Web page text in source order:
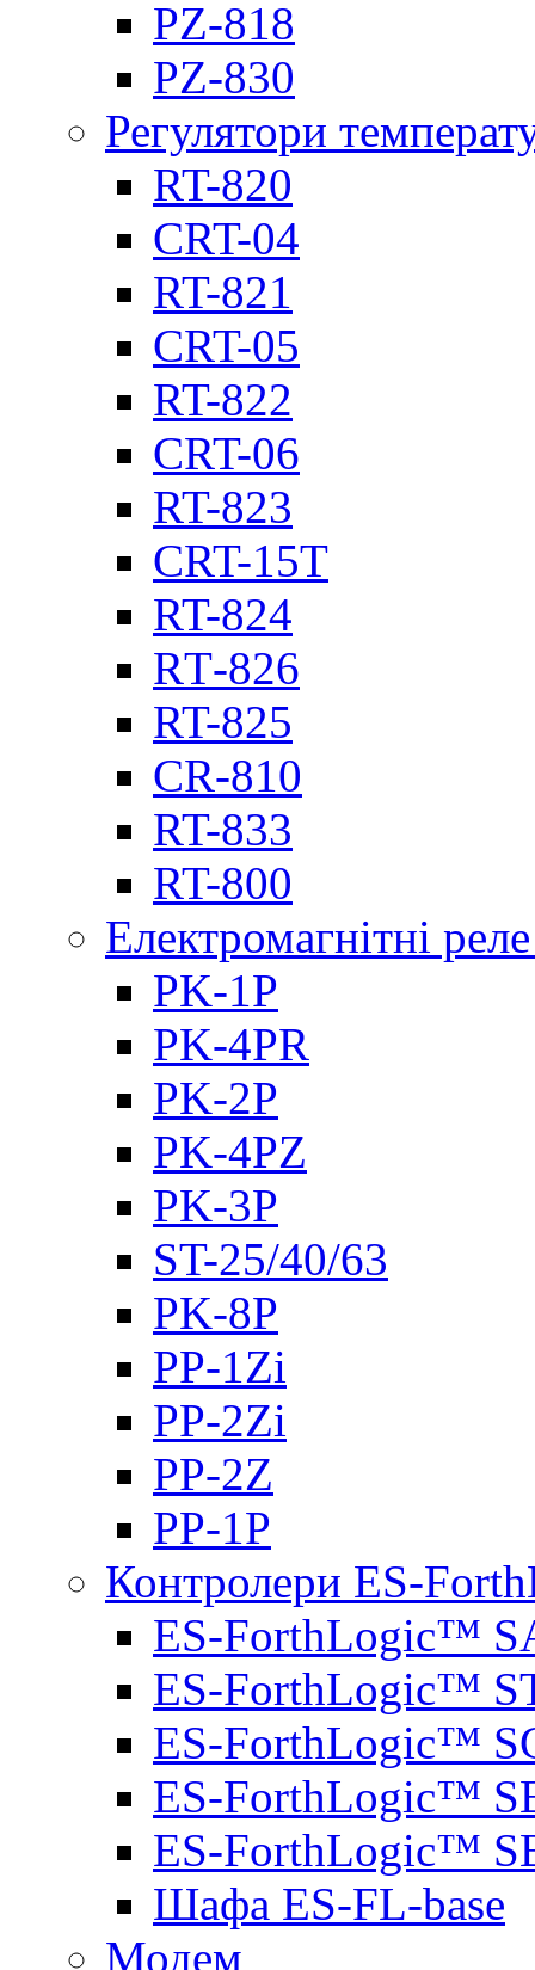
PZ-818
PZ-830
Регулятори
RT-820
CRT-04
RT-821
CRT-05
RT-822
CRT-06
RT-823
CRT-15T
RT-824
RТ-826
RT-825
CR-810
RT-833
RT-800
Електромагнітні
PK-1P
PK-4PR
PK-2Р
PK-4PZ
PK-3Р
ST-25/40/63
PK-8P
PP-1Zi
PP-2Zi
PP-2Z
PP-1P
Контролери ES-
ES-ForthLogic™
ES-ForthLogic™
ES-ForthLogic™
ES-ForthLogic™
ES-ForthLogic™
Шафа ES-FL-base
Модем